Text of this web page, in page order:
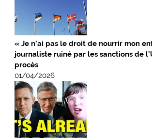
« Je n’ai pas le droit de nourrir mon
journaliste ruiné par les sanctions de
procès
01/04/2026